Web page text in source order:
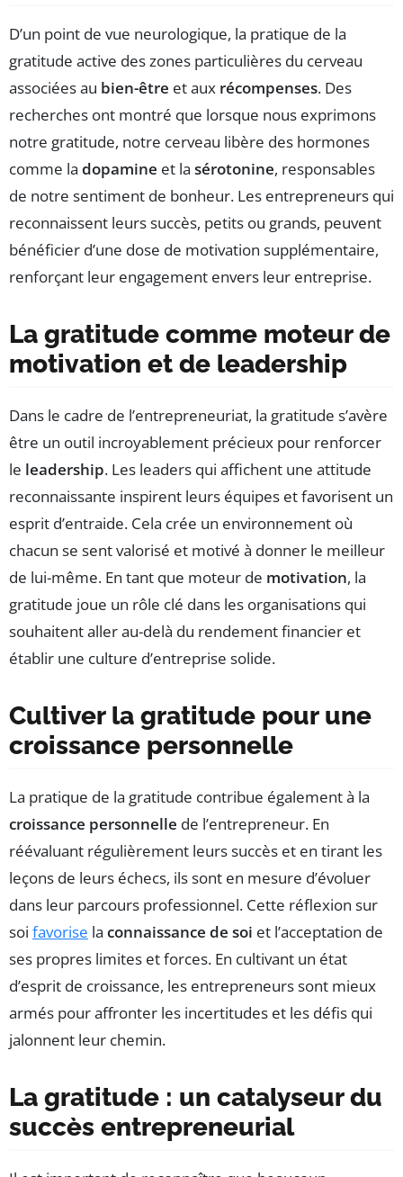
D’un point de vue neurologique, la pratique de la
gratitude active des zones particulières du cerveau
associées au bien-être et aux récompenses. Des
recherches ont montré que lorsque nous exprimons
notre gratitude, notre cerveau libère des hormones
comme la dopamine et la sérotonine, responsables
de notre sentiment de bonheur. Les entrepreneurs qui
reconnaissent leurs succès, petits ou grands, peuvent
bénéficier d’une dose de motivation supplémentaire,
renforçant leur engagement envers leur entreprise.
La gratitude comme moteur de
motivation et de leadership
Dans le cadre de l’entrepreneuriat, la gratitude s’avère
être un outil incroyablement précieux pour renforcer
le leadership. Les leaders qui affichent une attitude
reconnaissante inspirent leurs équipes et favorisent un
esprit d’entraide. Cela crée un environnement où
chacun se sent valorisé et motivé à donner le meilleur
de lui-même. En tant que moteur de motivation, la
gratitude joue un rôle clé dans les organisations qui
souhaitent aller au-delà du rendement financier et
établir une culture d’entreprise solide.
Cultiver la gratitude pour une
croissance personnelle
La pratique de la gratitude contribue également à la
croissance personnelle de l’entrepreneur. En
réévaluant régulièrement leurs succès et en tirant les
leçons de leurs échecs, ils sont en mesure d’évoluer
dans leur parcours professionnel. Cette réflexion sur
soi favorise la connaissance de soi et l’acceptation de
ses propres limites et forces. En cultivant un état
d’esprit de croissance, les entrepreneurs sont mieux
armés pour affronter les incertitudes et les défis qui
jalonnent leur chemin.
La gratitude : un catalyseur du
succès entrepreneurial